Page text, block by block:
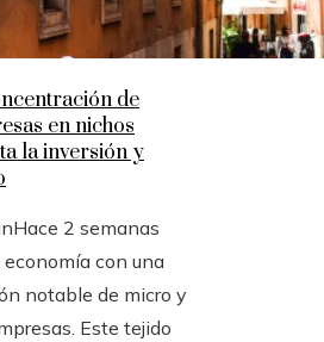
de
en nichos
la inversión y
Hace 2 semanas
con una
notable de micro y
Este tejido